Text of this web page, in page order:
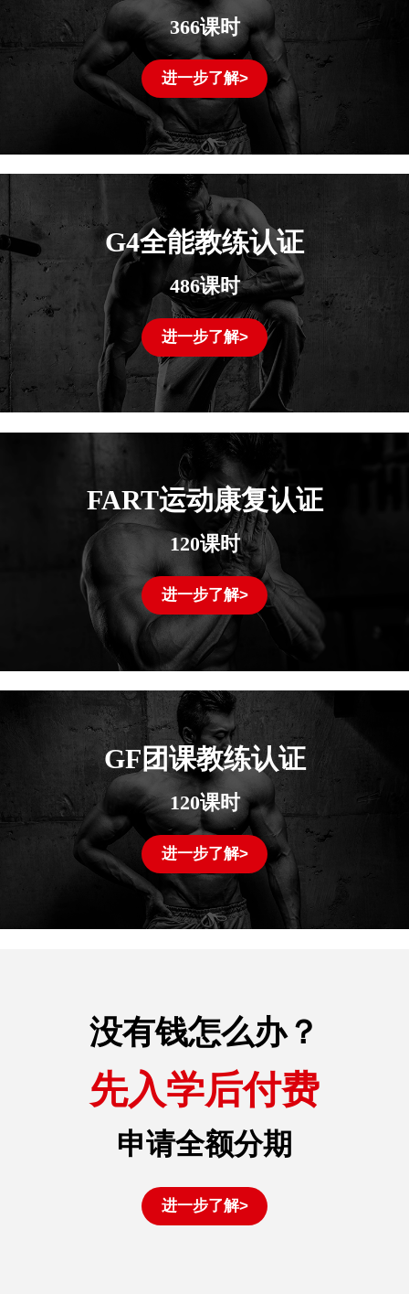
366课时
进一步了解>
G4全能教练认证
486课时
进一步了解>
FART运动康复认证
120课时
进一步了解>
GF团课教练认证
120课时
进一步了解>
没有钱怎么办？
先入学后付费
申请全额分期
进一步了解>